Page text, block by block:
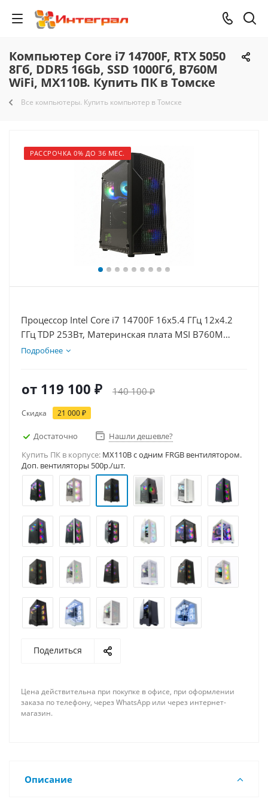
Компьютер Core i7 14700F, RTX 5050
8Гб, DDR5 16Gb, SSD 1000Гб, B760M
WiFi, MX110B. Купить ПК в Томске
Все компьютеры. Купить компьютер в Томске
РАССРОЧКА 0% ДО 36 МЕС.
Процессор Intel Core i7 14700F 16x5.4 ГГц 12x4.2
ГГц TDP 253Вт, Материнская плата MSI B760M
BOMBER WIFI D5, Видеокарта RTX 5050 8Гб, Память
Подробнее
от 119 100 ₽ 140 100 ₽
Скидка 21 000 ₽
Достаточно
Нашли дешевле?
Купить ПК в корпусе: MX110B c одним FRGB вентилятором.
Доп. вентиляторы 500р./шт.
Поделиться
Цена действительна при покупке в офисе, при оформлении
заказа по телефону, через WhatsApp или через интернет-
магазин.
Описание